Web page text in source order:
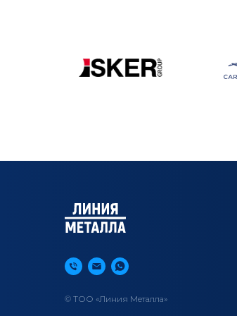
© ТОО «Линия Металла»